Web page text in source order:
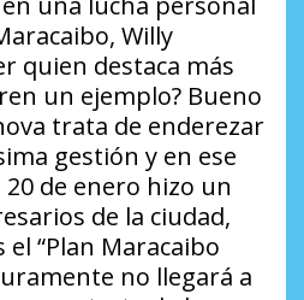
Willy
quien destaca más
un ejemplo? Bueno
trata de enderezar
gestión y en ese
de enero hizo un
de la ciudad,
“Plan Maracaibo
no llegará a